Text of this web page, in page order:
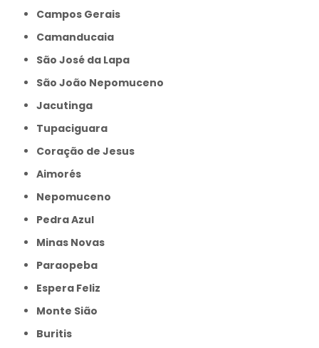
Campos Gerais
Camanducaia
São José da Lapa
São João Nepomuceno
Jacutinga
Tupaciguara
Coração de Jesus
Aimorés
Nepomuceno
Pedra Azul
Minas Novas
Paraopeba
Espera Feliz
Monte Sião
Buritis